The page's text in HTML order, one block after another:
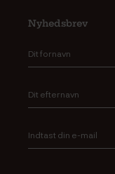
Nyhedsbrev